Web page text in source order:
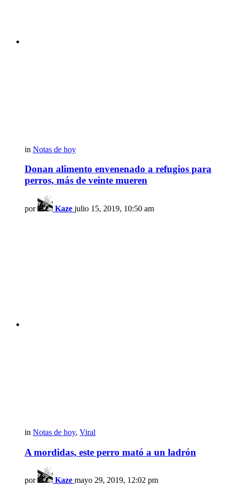
in Notas de hoy
Donan alimento envenenado a refugios para
perros, más de veinte mueren
por Kaze julio 15, 2019, 10:50 am
in Notas de hoy, Viral
A mordidas, este perro mató a un ladrón
por Kaze mayo 29, 2019, 12:02 pm